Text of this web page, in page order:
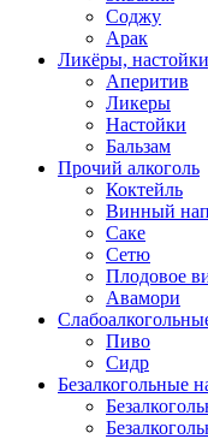
Соджу
Арак
Ликёры,
Аперитив
Ликеры
Настойки
Бальзам
Прочий алкоголь
Коктейль
Винный
Саке
Сетю
Плодовое
Авамори
Пиво
Сидр
Безалкогольные